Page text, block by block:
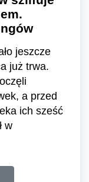
jeszcze
już trwa.
a przed
ich sześć
w